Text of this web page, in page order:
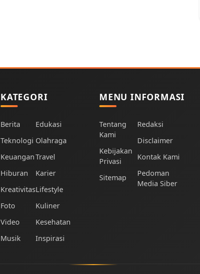
KATEGORI
Berita
Teknologi
Keuangan
Hiburan
Kreativitas
Foto
Video
Musik
Edukasi
Olahraga
Travel
Karier
Lifestyle
Kuliner
Kesehatan
Inspirasi
MENU INFORMASI
Tentang
Kami
Kebijakan
Privasi
Sitemap
Redaksi
Disclaimer
Kontak Kami
Pedoman
Media Siber